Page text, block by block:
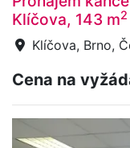
Klíčova, 143 m2
Klíčova, Brno,
Cena na